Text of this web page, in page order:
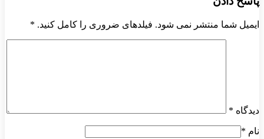
ایمیل شما منتشر نمی شود. فیلدهای ضروری را کامل کنید. *
دیدگاه *
نام *